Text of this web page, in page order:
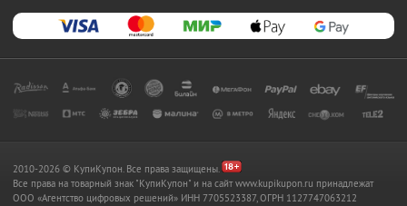
2010-2026 © КупиКупон. Все права защищены.
Все права на товарный знак "КупиКупон" и на сайт www.kupikupon.ru принадлежат
OOO «Агентство цифровых решений» ИНН 7705523387, ОГРН 1127747063212